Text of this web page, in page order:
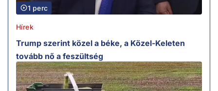
1 perc
Hírek
Trump szerint közel a béke, a Közel-Keleten
tovább nő a feszültség